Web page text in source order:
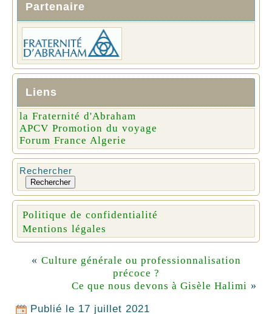
Partenaire
Liens
la Fraternité d'Abraham
APCV Promotion du voyage
Forum France Algerie
Rechercher
Rechercher
Politique de confidentialité
Mentions légales
« Culture générale ou professionnalisation
précoce ?
Ce que nous devons à Gisèle Halimi »
Publié le 17 juillet 2021